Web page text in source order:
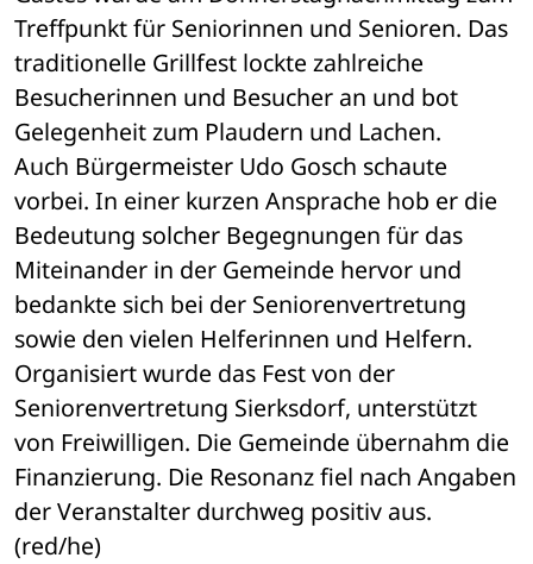
Treffpunkt für Seniorinnen und Senioren. Das
traditionelle Grillfest lockte zahlreiche
Besucherinnen und Besucher an und bot
Gelegenheit zum Plaudern und Lachen.
Auch Bürgermeister Udo Gosch schaute
vorbei. In einer kurzen Ansprache hob er die
Bedeutung solcher Begegnungen für das
Miteinander in der Gemeinde hervor und
bedankte sich bei der Seniorenvertretung
sowie den vielen Helferinnen und Helfern.
Organisiert wurde das Fest von der
Seniorenvertretung Sierksdorf, unterstützt
von Freiwilligen. Die Gemeinde übernahm die
Finanzierung. Die Resonanz fiel nach Angaben
der Veranstalter durchweg positiv aus.
(red/he)